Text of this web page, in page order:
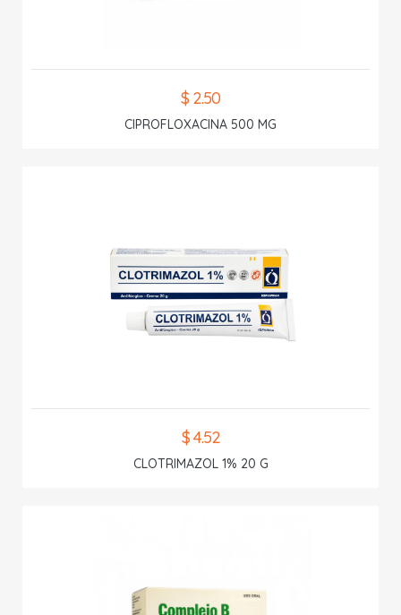
$ 2.50
CIPROFLOXACINA 500 MG
$ 4.52
CLOTRIMAZOL 1% 20 G